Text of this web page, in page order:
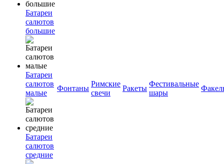
Батареи
салютов
большие
Батареи
салютов
малые
Батареи
салютов
средние
Фонтаны
Римские
свечи
Ракеты
Фестивальные
шары